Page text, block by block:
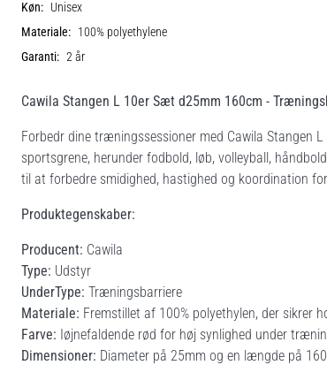
Køn: Unisex
Materiale: 100% polyethylene
Garanti: 2 år
Cawila Stangen L 10er Sæt d25mm 160cm -
Forbedr dine træningssessioner med Cawila Stangen
sportsgrene, herunder fodbold, løb, volleyball,
til at forbedre smidighed, hastighed og koordination
Produktegenskaber:
Producent: Cawila
Type: Udstyr
UnderType: Træningsbarriere
Materiale: Fremstillet af 100% polyethylen, der sikrer
Farve: Iøjnefaldende rød for høj synlighed under
Dimensioner: Diameter på 25mm og en længde på